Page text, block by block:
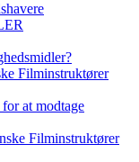
Filminstruktører
at modtage
Filminstruktører